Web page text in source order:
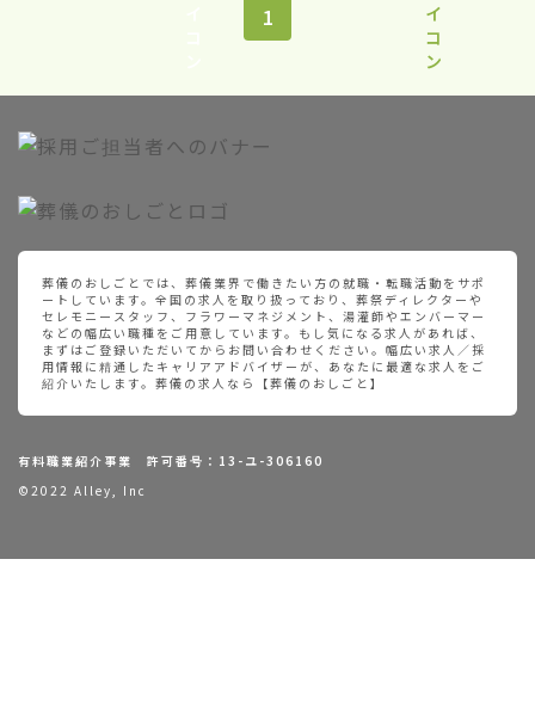
1
葬儀のおしごとでは、葬儀業界で働きたい方の就職・転職活動をサポ
ートしています。全国の求人を取り扱っており、葬祭ディレクターや
セレモニースタッフ、フラワーマネジメント、湯灌師やエンバーマー
などの幅広い職種をご用意しています。もし気になる求人があれば、
まずはご登録いただいてからお問い合わせください。幅広い求人／採
用情報に精通したキャリアアドバイザーが、あなたに最適な求人をご
紹介いたします。葬儀の求人なら【葬儀のおしごと】
有料職業紹介事業 許可番号：13-ユ-306160
©2022 Alley, Inc